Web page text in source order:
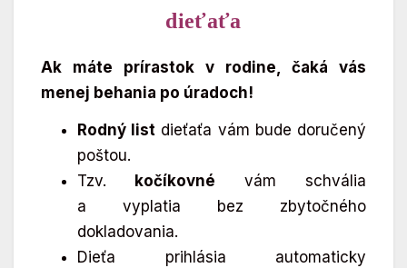
dieťaťa
Ak máte prírastok v rodine, čaká vás
menej behania po úradoch!
Rodný list dieťaťa vám bude doručený
poštou.
Tzv. kočíkovné vám schvália
a vyplatia bez zbytočného
dokladovania.
Dieťa prihlásia automaticky